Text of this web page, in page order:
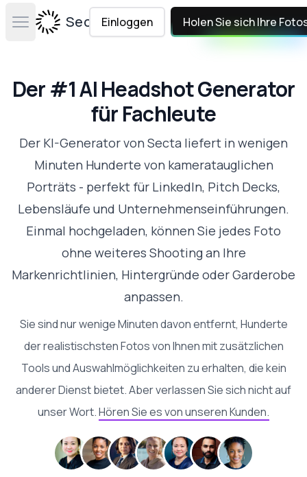
Open main menuSecta Labs
Einloggen Holen Sie sich Ihre
Der #1 AI Headshot Generator
für Fachleute
Der KI-Generator von Secta liefert in wenigen
Minuten Hunderte von kameratauglichen
Porträts - perfekt für LinkedIn, Pitch Decks,
Lebensläufe und Unternehmenseinführungen.
Einmal hochgeladen, können Sie jedes Foto
ohne weiteres Shooting an Ihre
Markenrichtlinien, Hintergründe oder Garderobe
anpassen.
Sie sind nur wenige Minuten davon entfernt, Hunderte
der realistischsten Fotos von Ihnen mit zusätzlichen
Tools und Auswahlmöglichkeiten zu erhalten, die kein
anderer Dienst bietet. Aber verlassen Sie sich nicht auf
unser Wort.Hören Sie es von unseren Kunden.